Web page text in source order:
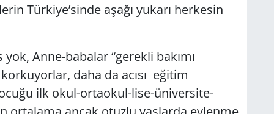
Türkiye’sinde aşağı yukarı herkesin
Anne-babalar “gerekli bakımı
daha da acısı eğitim
ilk okul-ortaokul-lise-üniversite-